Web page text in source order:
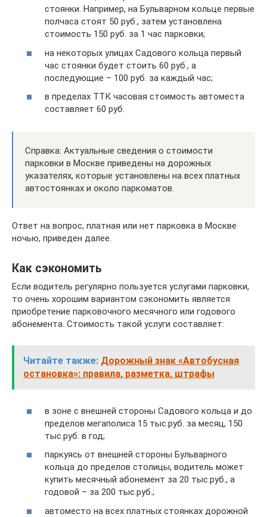
стоянки. Например, на Бульварном кольце первые
полчаса стоят 50 руб., затем установлена
стоимость 150 руб. за 1 час парковки;
на некоторых улицах Садового кольца первый
час стоянки будет стоить 60 руб., а
последующие – 100 руб. за каждый час;
в пределах ТТК часовая стоимость автоместа
составляет 60 руб.
Справка: Актуальные сведения о стоимости
парковки в Москве приведены на дорожных
указателях, которые установлены на всех платных
автостоянках и около паркоматов.
Ответ на вопрос, платная или нет парковка в Москве
ночью, приведен далее.
Как сэкономить
Если водитель регулярно пользуется услугами парковки,
то очень хорошим вариантом сэкономить является
приобретение парковочного месячного или годового
абонемента. Стоимость такой услуги составляет:
Читайте также: Дорожный знак «Автобусная
остановка»: правила, разметка, штрафы
в зоне с внешней стороны Садового кольца и до
пределов мегаполиса 15 тыс.руб. за месяц, 150
тыс.руб. в год;
паркуясь от внешней стороны Бульварного
кольца до пределов столицы, водитель может
купить месячный абонемент за 20 тыс.руб., а
годовой – за 200 тыс.руб.;
автоместо на всех платных стоянках дорожной